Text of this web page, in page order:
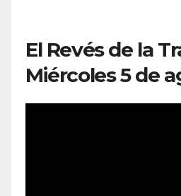
El Revés de la
Miércoles 5 de